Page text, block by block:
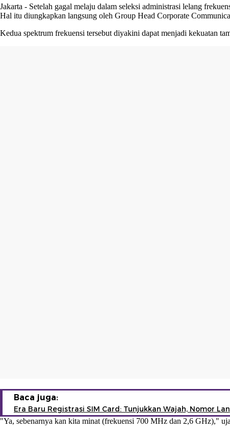
Jakarta - Setelah gagal melaju dalam seleksi administrasi lelang
Hal itu diungkapkan langsung oleh Group Head Corporate
Kedua spektrum frekuensi tersebut diyakini dapat menjadi kekuatan
Baca juga:
Era Baru Registrasi SIM Card: Tunjukkan Wajah, Nomor
"Ya, sebenarnya kan kita minat (frekuensi 700 MHz dan 2,6 GHz),"